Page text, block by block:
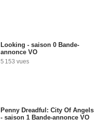
Looking - saison 0 Bande-
annonce VO
5 153 vues
Penny Dreadful: City Of Angels
- saison 1 Bande-annonce VO